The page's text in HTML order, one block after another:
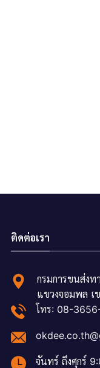
ติดต่อเรา
กรมการขนส่ง
แขวงจอมพล เ
โทร: 08-
จันทร์ ถึงศุกร์